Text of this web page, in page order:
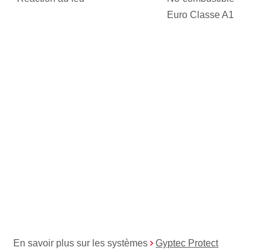
Euro Classe A1
En savoir plus sur les systèmes Gyptec Protect